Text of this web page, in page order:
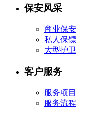
保安风采
商业保安
私人保镖
大型护卫
客户服务
服务项目
服务流程